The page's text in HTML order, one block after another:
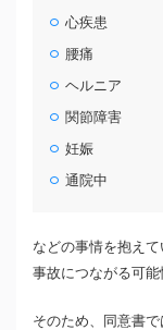
心疾患
腰痛
ヘルニア
関節障害
妊娠
通院中
などの事情を抱え
事故につながる可能
そのため、同意書で